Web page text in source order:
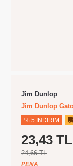
Jim Dunlop
Jim Dunlop
% 5 İNDIRIM
23,43 TL
24,66 TL
PENA